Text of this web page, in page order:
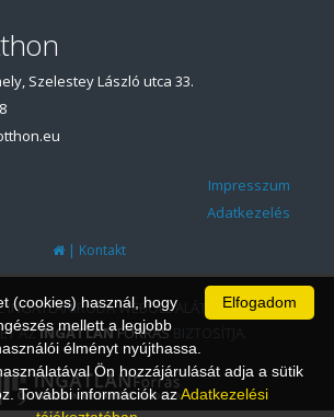
Szelestey László utca 33.
Impresszum
Adatkezelés
| Kontakt
WEBOLDALÁT ÉS ÜGYVITELI
AZINGATLANFORRÁSBIZTOSÍTJA.
Elfogadom
(cookies) használ, hogy
mellett a legjobb
élményt nyújthassa.
Ön hozzájárulását adja a sütik
További információk azAdatkezelési